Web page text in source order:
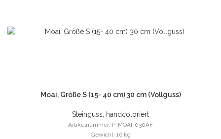
Moai, Größe S (15- 40 cm) 30 cm (Vollguss)
Steinguss, handcoloriert
Artikelnummer: P-MOAI-030AF
Gewicht: 16 kg